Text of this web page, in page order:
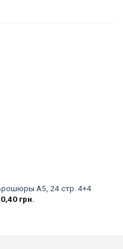
А5, 24 стр. 4+4
грн.